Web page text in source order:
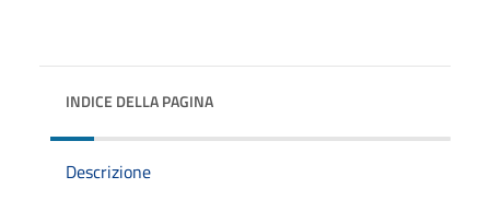
INDICE DELLA PAGINA
Descrizione